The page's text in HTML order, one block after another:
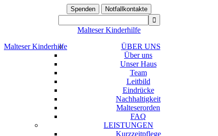
Spenden Notfallkontakte
Malteser Kinderhilfe
Malteser Kinderhilfe
ÜBER UNS
Über uns
Unser Haus
Team
Leitbild
Eindrücke
Nachhaltigkeit
Malteserorden
FAQ
LEISTUNGEN
Kurzzeitpflege